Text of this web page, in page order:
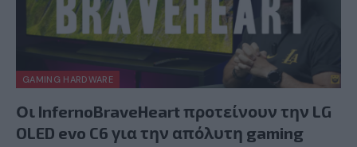
GAMING HARDWARE
Οι InfernoBraveHeart προτείνουν την LG
OLED evo C6 για την απόλυτη gaming